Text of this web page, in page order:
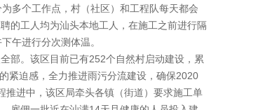
多个工作点，村（社区）和工程队每天都会
的工人均为汕头本地工人，在施工之前进行隔
午进行分次测体温。
部。该区目前已有252个自然村启动建设，累
紧迫感，全力推进雨污分流建设，确保2020
进中，该区局牵头各镇（街道）要求施工单